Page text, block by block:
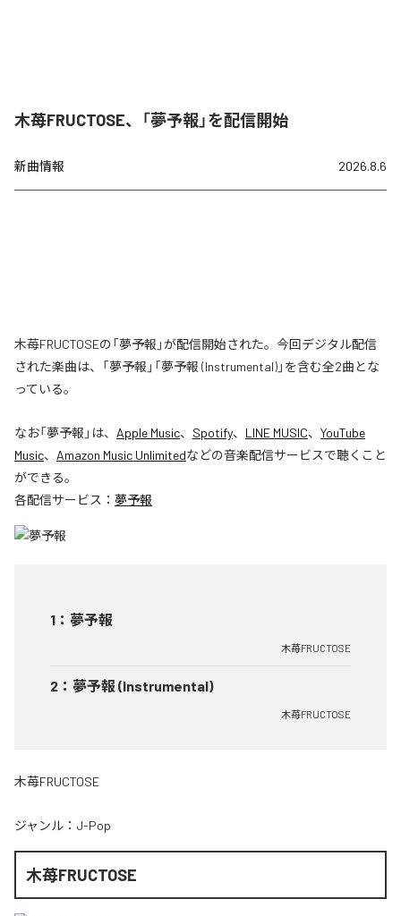
木苺FRUCTOSE、「夢予報」を配信開始
新曲情報 2026.8.6
木苺FRUCTOSEの「夢予報」が配信開始された。今回デジタル配信
された楽曲は、「夢予報」「夢予報 (Instrumental)」を含む全2曲とな
っている。
なお「夢予報 」は、 Apple Music、 Spotify、 LINE MUSIC、 YouTube
Music、 Amazon Music Unlimitedなどの音楽配信サービスで聴くこと
ができる。
各配信サービス： 夢予報
1 ： 夢予報
木苺FRUCTOSE
2 ： 夢予報 (Instrumental)
木苺FRUCTOSE
木苺FRUCTOSE
ジャンル： J-Pop
木苺FRUCTOSE